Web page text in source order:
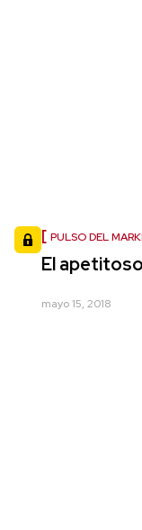
PULSO DEL
El
mayo 15, 2018